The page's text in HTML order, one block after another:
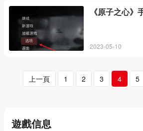
《原子之心》
2023-05-10
上一頁 1 2 3 4 5
遊戲信息